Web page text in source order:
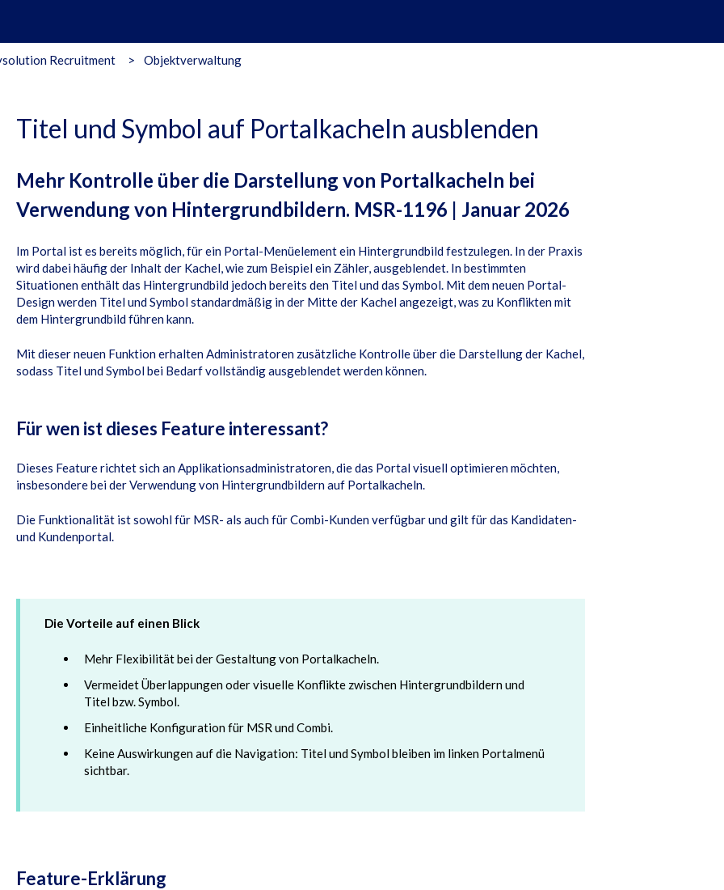
Recruitment Objektverwaltung
Titel und Symbol auf Portalkacheln ausblenden
Mehr Kontrolle über die Darstellung von Portalkacheln bei
Verwendung von Hintergrundbildern. MSR-1196 | Januar 2026
Im Portal ist es bereits möglich, für ein Portal-Menüelement ein Hintergrundbild festzulegen. In der Praxis
wird dabei häufig der Inhalt der Kachel, wie zum Beispiel ein Zähler, ausgeblendet. In bestimmten
Situationen enthält das Hintergrundbild jedoch bereits den Titel und das Symbol. Mit dem neuen Portal-
Design werden Titel und Symbol standardmäßig in der Mitte der Kachel angezeigt, was zu Konflikten mit
dem Hintergrundbild führen kann.
Mit dieser neuen Funktion erhalten Administratoren zusätzliche Kontrolle über die Darstellung der Kachel,
sodass Titel und Symbol bei Bedarf vollständig ausgeblendet werden können.
Für wen ist dieses Feature interessant?
Dieses Feature richtet sich an Applikationsadministratoren, die das Portal visuell optimieren möchten,
insbesondere bei der Verwendung von Hintergrundbildern auf Portalkacheln.
Die Funktionalität ist sowohl für MSR- als auch für Combi-Kunden verfügbar und gilt für das Kandidaten-
und Kundenportal.
Die Vorteile auf einen Blick
Mehr Flexibilität bei der Gestaltung von Portalkacheln.
Vermeidet Überlappungen oder visuelle Konflikte zwischen Hintergrundbildern und
Titel bzw. Symbol.
Einheitliche Konfiguration für MSR und Combi.
Keine Auswirkungen auf die Navigation: Titel und Symbol bleiben im linken Portalmenü
sichtbar.
Feature-Erklärung